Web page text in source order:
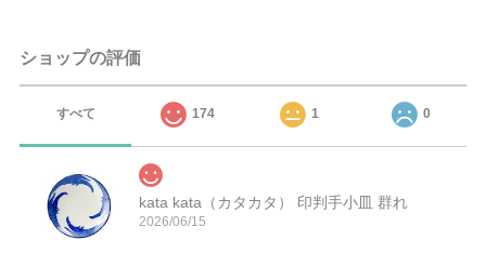
ショップの評価
すべて 174 1 0
kata kata（カタカタ） 印判手小皿 群れ
2026/06/15